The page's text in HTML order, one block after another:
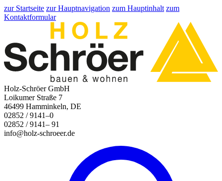
zur Startseite zur Hauptnavigation zum Hauptinhalt zum
Kontaktformular
Holz-Schröer GmbH
Loikumer Straße 7
46499 Hamminkeln, DE
02852 / 9141–0
02852 / 9141– 91
info@holz-schroeer.de